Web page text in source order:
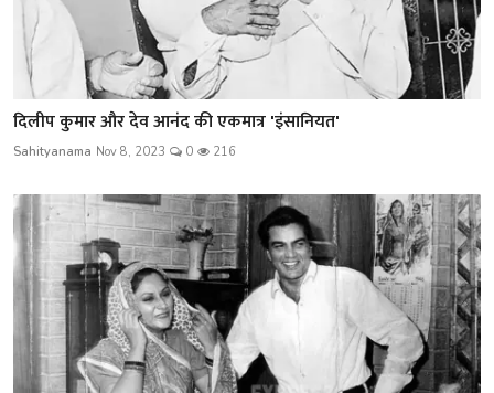
दिलीप कुमार और देव आनंद की एकमात्र 'इंसानियत'
Sahityanama Nov 8, 2023 0 216